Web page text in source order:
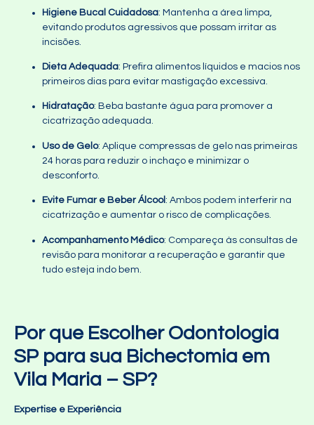
Higiene Bucal Cuidadosa: Mantenha a área limpa,
evitando produtos agressivos que possam irritar as
incisões.
Dieta Adequada: Prefira alimentos líquidos e macios nos
primeiros dias para evitar mastigação excessiva.
Hidratação: Beba bastante água para promover a
cicatrização adequada.
Uso de Gelo: Aplique compressas de gelo nas primeiras
24 horas para reduzir o inchaço e minimizar o
desconforto.
Evite Fumar e Beber Álcool: Ambos podem interferir na
cicatrização e aumentar o risco de complicações.
Acompanhamento Médico: Compareça às consultas de
revisão para monitorar a recuperação e garantir que
tudo esteja indo bem.
Por que Escolher Odontologia
SP para sua Bichectomia em
Vila Maria – SP?
Expertise e Experiência